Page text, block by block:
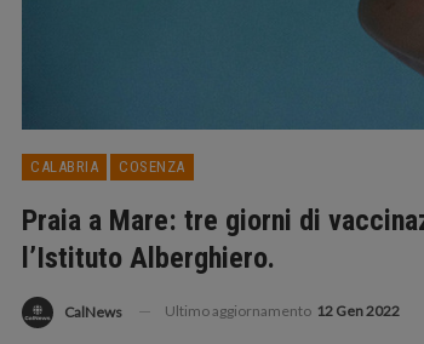
CALABRIA COSENZA
Praia a Mare: tre giorni di
l’Istituto Alberghiero.
CalNews Ultimo aggiornamento 12 Gen 2022